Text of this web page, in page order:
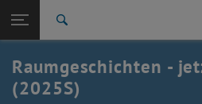
TU Login
Quicklinks
Quicklinks-Menü umschalten
Studium
International
Karriere
Raumgeschichten -
(2025S)